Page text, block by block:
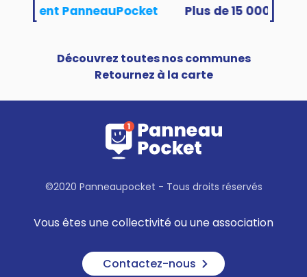
PanneauPocket
Découvrez toutes nos communes
Retournez à la carte
©2020 Panneaupocket - Tous droits réservés
Vous êtes une collectivité ou une association
Contactez-nous